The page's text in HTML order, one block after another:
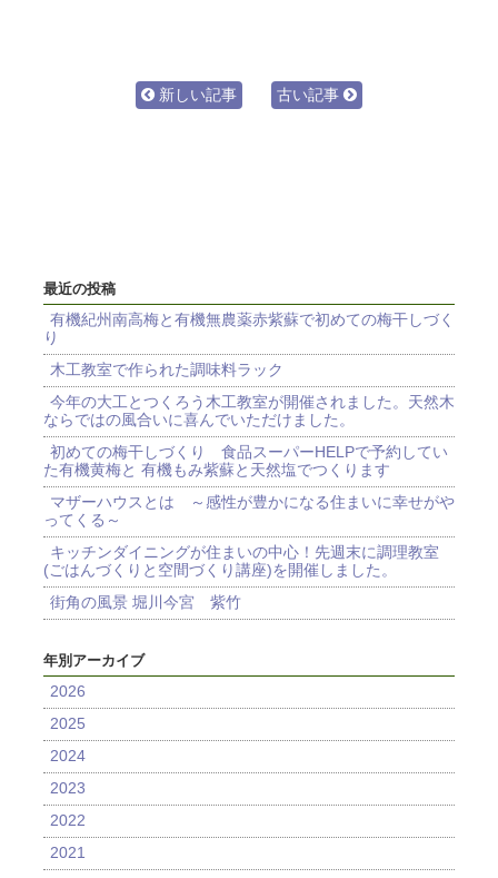
新しい記事 古い記事
最近の投稿
有機紀州南高梅と有機無農薬赤紫蘇で初めての梅干しづく
り
木工教室で作られた調味料ラック
今年の大工とつくろう木工教室が開催されました。天然木
ならではの風合いに喜んでいただけました。
初めての梅干しづくり 食品スーパーHELPで予約してい
た有機黄梅と 有機もみ紫蘇と天然塩でつくります
マザーハウスとは ～感性が豊かになる住まいに幸せがや
ってくる～
キッチンダイニングが住まいの中心！先週末に調理教室
(ごはんづくりと空間づくり講座)を開催しました。
街角の風景 堀川今宮 紫竹
年別アーカイブ
2026
2025
2024
2023
2022
2021